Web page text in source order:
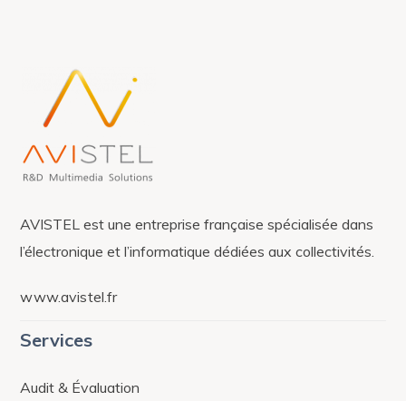
AVISTEL est une entreprise française spécialisée dans
l’électronique et l’informatique dédiées aux collectivités.
www.avistel.fr
Services
Audit & Évaluation